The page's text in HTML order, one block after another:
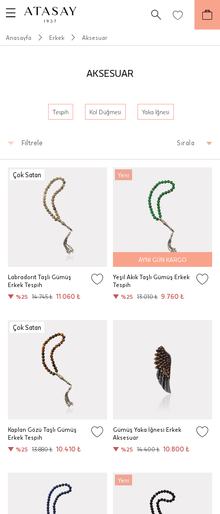
Anasayfa Erkek Aksesuar
AKSESUAR
Tespih Kol Düğmesi Yaka İğnesi
Filtrele Sırala
Çok Satan
Labradorit Taşlı Gümüş
Erkek Tespih
%25
14.745 ₺ 11.060 ₺
Yeni
AYNI GÜN KARGO
Yeşil Akik Taşlı Gümüş Erkek
Tespih
%25
13.010 ₺ 9.760 ₺
Çok Satan
Kaplan Gözü Taşlı Gümüş
Erkek Tespih
%25
13.880 ₺ 10.410 ₺
Gümüş Yaka İğnesi Erkek
Aksesuar
%25
14.400 ₺ 10.800 ₺
Yeni